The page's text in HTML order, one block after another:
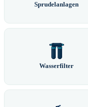
Sprudelanlagen
Wasserfilter